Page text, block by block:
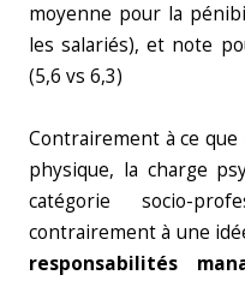
moyenne pour la
les salariés), et note
(5,6 vs 6,3)
Contrairement à ce
physique, la charge
catégorie socio-
contrairement à une
responsabilités